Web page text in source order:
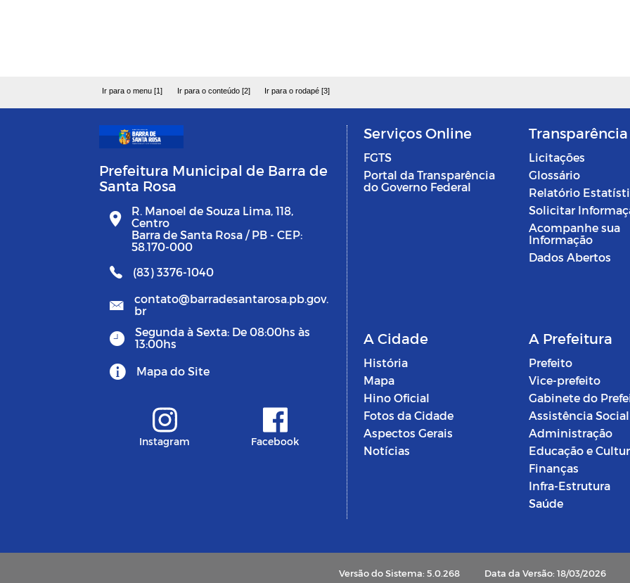
Ir para o menu [1] Ir para o conteúdo [2] Ir para o rodapé [3]
Prefeitura Municipal de Barra de
Santa Rosa
R. Manoel de Souza Lima, 118,
Centro
Barra de Santa Rosa / PB - CEP:
58.170-000
(83) 3376-1040
contato@barradesantarosa.pb.gov.
br
Segunda à Sexta: De 08:00hs às
13:00hs
Mapa do Site
Instagram Facebook
Serviços Online
FGTS
Portal da Transparência
do Governo Federal
Transparência
Licitações
Glossário
Relatório
Solicitar
Acompanhe sua
Informação
Dados Abertos
A Cidade
História
Mapa
Hino Oficial
Fotos da Cidade
Aspectos Gerais
Notícias
A Prefeitura
Prefeito
Vice-prefeito
Gabinete do
Assistência Social
Administração
Educação e
Finanças
Infra-Estrutura
Saúde
Versão do Sistema: 5.0.268 Data da Versão: 18/03/2026